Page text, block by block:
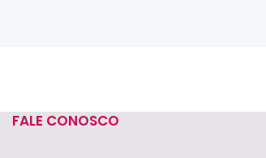
FALE CONOSCO